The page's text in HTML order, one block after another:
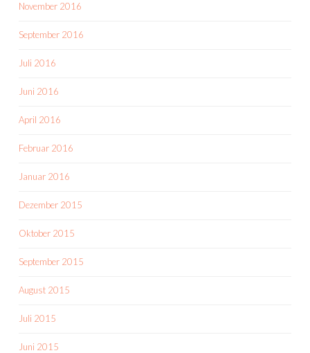
November 2016
September 2016
Juli 2016
Juni 2016
April 2016
Februar 2016
Januar 2016
Dezember 2015
Oktober 2015
September 2015
August 2015
Juli 2015
Juni 2015